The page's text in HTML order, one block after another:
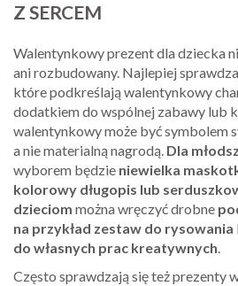
Z SERCEM
Walentynkowy prezent dla dziecka
ani rozbudowany. Najlepiej
które podkreślają walentynkowy
dodatkiem do wspólnej zabawy lub
walentynkowy może być symbolem
a nie materialną nagrodą. Dla
wyborem będzie niewielka
kolorowy długopis lub
dzieciom można wręczyć drobne
na przykład zestaw do rysowania
do własnych prac kreatywnych.
Często sprawdzają się też prezenty